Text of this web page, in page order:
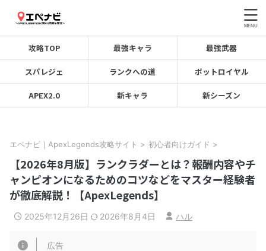
攻略TOP 最強キャラ 最強武器
スパレジェ ランクへの道 ボットロイヤル
APEX2.0 新キャラ 新シーズン
エペナビ｜ApexLegends攻略サイト > 初心者向けガイド >
【2026年8月版】ランクラダーとは？報酬内容やチ
ャンピオンになるためのコツなどをマスター経験者
が徹底解説！【ApexLegends】
2025年12月26日 2026年8月4日 ハル
広告